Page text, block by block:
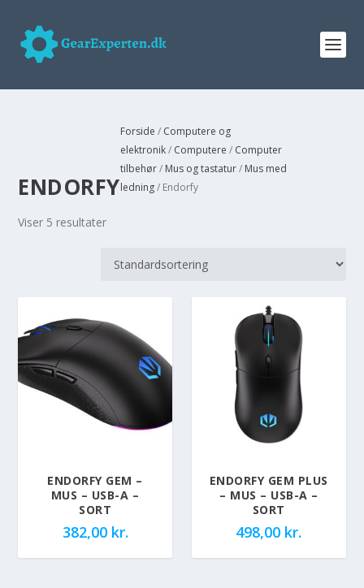
ENDORFY
Forside / Computere og
elektronik/ Computere / Computer
tilbehør/ Mus og tastatur/ Mus med
ledning/ Endorfy
Viser 5 resultater
ENDORFY GEM –
MUS – USB-A –
SORT
382,00 kr.
ENDORFY GEM PLUS
– MUS – USB-A –
SORT
498,00 kr.